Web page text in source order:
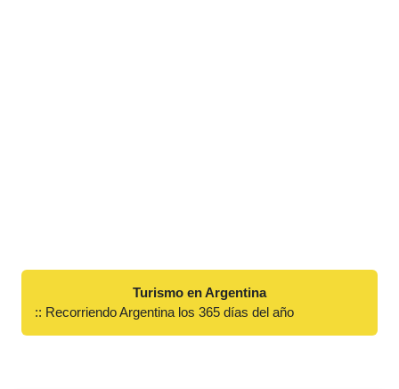
Turismo en Argentina
:: Recorriendo Argentina los 365 días del año